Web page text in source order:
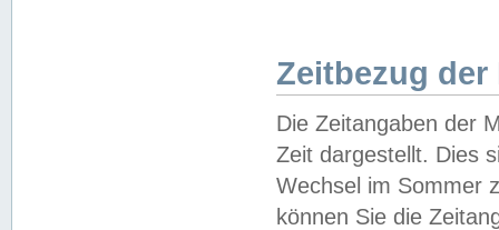
Zeitbezug der
Die Zeitangaben der
Zeit dargestellt. Dies
Wechsel im Sommer
können Sie die